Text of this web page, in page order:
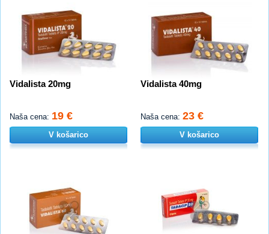
Vidalista 20mg
Naša cena: 19 €
V košarico
Vidalista 40mg
Naša cena: 23 €
V košarico